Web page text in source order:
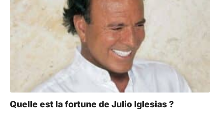
Quelle est la fortune de Julio Iglesias ?